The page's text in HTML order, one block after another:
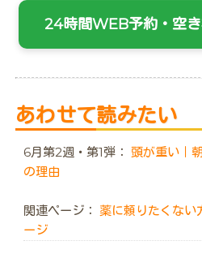
24時間WEB予約・空
あわせて読みたい
6月第2週・第1弾： 頭が重い｜
の理由
関連ページ： 薬に頼りたくない
ージ